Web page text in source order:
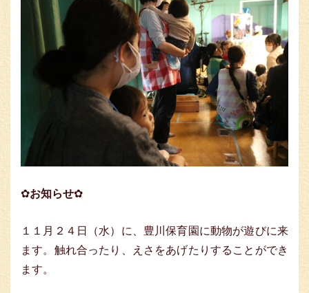
✿お知らせ✿
１１月２４日（水）に、豊川保育園に動物が遊びに来
ます。触れ合ったり、えさをあげたりすることができ
ます。